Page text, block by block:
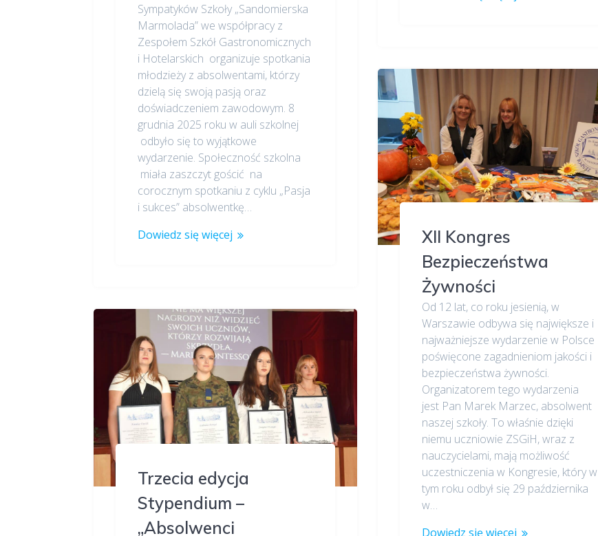
Sympatyków Szkoły „Sandomierska
Marmolada” we współpracy z
Zespołem Szkół Gastronomicznych
i Hotelarskich organizuje spotkania
młodzieży z absolwentami, którzy
dzielą się swoją pasją oraz
doświadczeniem zawodowym. 8
grudnia 2025 roku w auli szkolnej
odbyło się to wyjątkowe
wydarzenie. Społeczność szkolna
miała zaszczyt gościć na
corocznym spotkaniu z cyklu „Pasja
i sukces” absolwentkę…
Dowiedz się więcej
XII Kongres
Bezpieczeństwa
Żywności
Od 12 lat, co roku jesienią, w
Warszawie odbywa się największe i
najważniejsze wydarzenie w Polsce
poświęcone zagadnieniom jakości i
bezpieczeństwa żywności.
Organizatorem tego wydarzenia
jest Pan Marek Marzec, absolwent
naszej szkoły. To właśnie dzięki
niemu uczniowie ZSGiH, wraz z
nauczycielami, mają możliwość
uczestniczenia w Kongresie, który w
tym roku odbył się 29 października
w…
Dowiedz się więcej
Trzecia edycja
Stypendium –
„Absolwenci